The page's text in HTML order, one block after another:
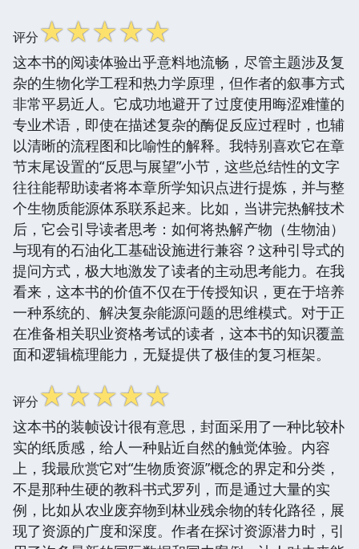
评分☆☆☆☆☆
这本书的阅读体验出乎意料地流畅，尽管主题涉及复
杂的生物化学工程和热力学原理，但作者的叙事方式
非常平易近人。它成功地避开了过度使用晦涩难懂的
专业术语，即使在描述复杂的酶促反应过程时，也辅
以清晰的流程图和比喻性的解释。我特别喜欢它在章
节末尾设置的“反思与展望”小节，这些总结性的文字
往往能帮助读者将本章所学知识点进行提炼，并与整
个生物质能源体系联系起来。比如，当讲完热解技术
后，它会引导读者思考：如何将热解产物（生物油）
与现有的石油化工基础设施进行兼容？这种引导式的
提问方式，极大地激发了读者的主动思考能力。在我
看来，这本书的价值不仅在于传授知识，更在于培养
一种系统的、解决复杂能源问题的思维模式。对于正
在准备相关职业资格考试的读者，这本书的知识覆盖
面和逻辑梳理能力，无疑提供了极佳的复习框架。
评分☆☆☆☆☆
这本书的装帧设计很有意思，封面采用了一种比较朴
实的纸质感，给人一种贴近自然的触觉体验。内容
上，我最欣赏它对“生物质资源”概念的界定和分类，
不是那种生硬的教科书式罗列，而是通过大量的实
例，比如从农业废弃物到林业残余物的转化路径，展
现了资源的广度和深度。作者在探讨资源潜力时，引